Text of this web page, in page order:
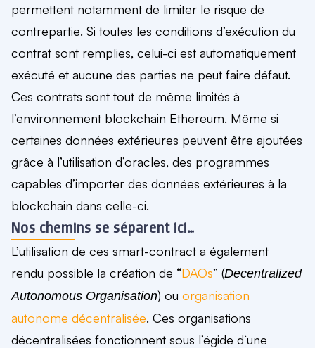
permettent notamment de limiter le risque de
contrepartie. Si toutes les conditions d’exécution du
contrat sont remplies, celui-ci est automatiquement
exécuté et aucune des parties ne peut faire défaut.
Ces contrats sont tout de même limités à
l’environnement blockchain Ethereum. Même si
certaines données extérieures peuvent être ajoutées
grâce à l’utilisation d’oracles, des programmes
capables d’importer des données extérieures à la
blockchain dans celle-ci.
Nos chemins se séparent ici…
L’utilisation de ces smart-contract a également
rendu possible la création de “DAOs” (Decentralized
Autonomous Organisation) ou organisation
autonome décentralisée. Ces organisations
décentralisées fonctionnent sous l’égide d‘une